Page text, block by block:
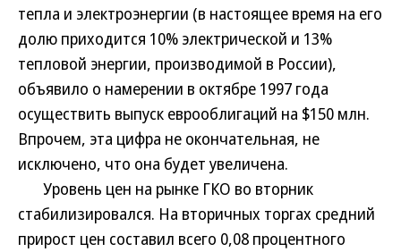
тепла и электроэнергии (в настоящее время на его
долю приходится 10% электрической и 13%
тепловой энергии, производимой в России),
объявило о намерении в октябре 1997 года
осуществить выпуск еврооблигаций на $150 млн.
Впрочем, эта цифра не окончательная, не
исключено, что она будет увеличена.
Уровень цен на рынке ГКО во вторник
стабилизировался. На вторичных торгах средний
прирост цен составил всего 0,08 процентного